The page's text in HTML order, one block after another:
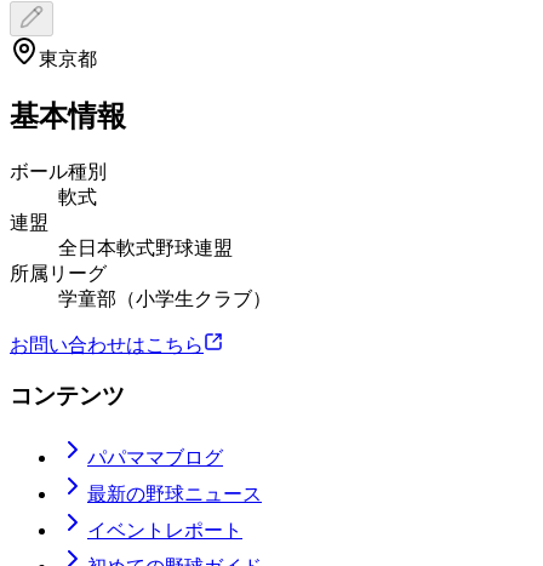
東京都
基本情報
ボール種別
軟式
連盟
全日本軟式野球連盟
所属リーグ
学童部（小学生クラブ）
お問い合わせはこちら
コンテンツ
パパママブログ
最新の野球ニュース
イベントレポート